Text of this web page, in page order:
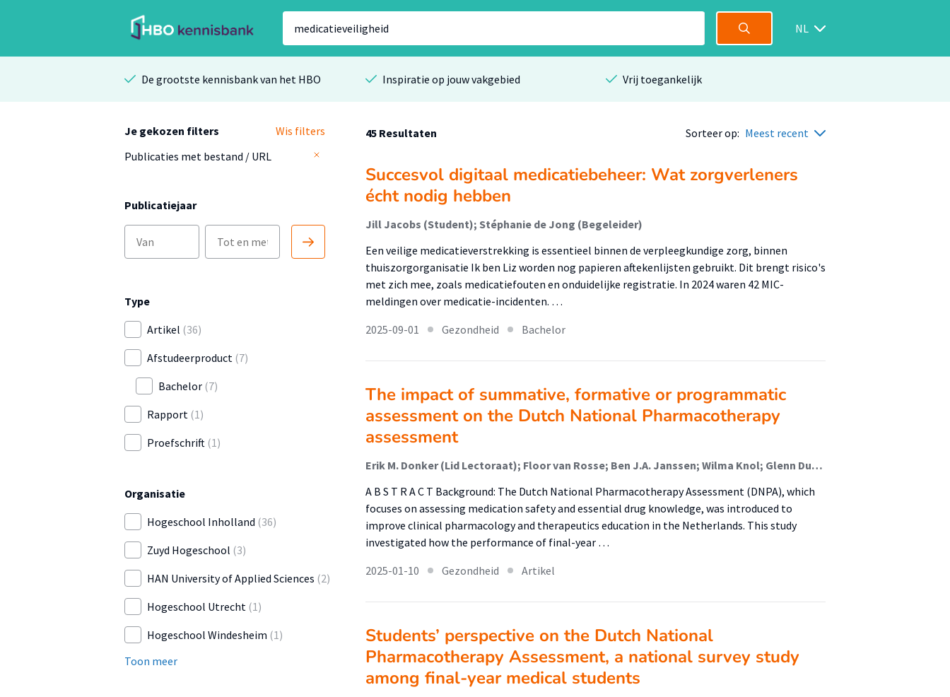
NL
De grootste kennisbank van het HBO Inspiratie op jouw vakgebied Vrij toegankelijk
Je gekozen filters
Wis filters
Publicaties met bestand / URL
Publicatiejaar
Type
Artikel (36)
Afstudeerproduct (7)
Bachelor (7)
Rapport (1)
Proefschrift (1)
Organisatie
Hogeschool Inholland (36)
Zuyd Hogeschool (3)
HAN University of Applied Sciences (2)
Hogeschool Utrecht (1)
Hogeschool Windesheim (1)
Toon meer
45 Resultaten Sorteer op: Meest recent
Succesvol digitaal medicatiebeheer: Wat zorgverleners
écht nodig hebben
Jill Jacobs (Student); Stéphanie de Jong (Begeleider)
Een veilige medicatieverstrekking is essentieel binnen de verpleegkundige zorg, binnen
thuiszorgorganisatie Ik ben Liz worden nog papieren aftekenlijsten gebruikt. Dit brengt risico's
met zich mee, zoals medicatiefouten en onduidelijke registratie. In 2024 waren 42 MIC-
meldingen over medicatie-incidenten. …
2025-09-01
Gezondheid Bachelor
The impact of summative, formative or programmatic
assessment on the Dutch National Pharmacotherapy
assessment
Erik M. Donker (Lid Lectoraat); Floor van Rosse; Ben J.A. Janssen; Wilma Knol; Glenn Dumont; Jeroen van Smeden; Roya Atiqi; Marleen H. M. Hessel; Milan C. Richir; Michiel A. van Agtmael; Cornelis Kramers; Jelle Tichelaar (Lector)
A B S T R A C T Background: The Dutch National Pharmacotherapy Assessment (DNPA), which
focuses on assessing medication safety and essential drug knowledge, was introduced to
improve clinical pharmacology and therapeutics education in the Netherlands. This study
investigated how the performance of final-year …
2025-01-10
Gezondheid Artikel
Students’ perspective on the Dutch National
Pharmacotherapy Assessment, a national survey study
among final-year medical students